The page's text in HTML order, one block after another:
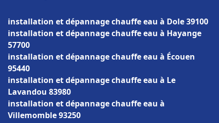
installation et dépannage chauffe eau à Dole 39100
installation et dépannage chauffe eau à Hayange
57700
installation et dépannage chauffe eau à Écouen
95440
installation et dépannage chauffe eau à Le
Lavandou 83980
installation et dépannage chauffe eau à
Villemomble 93250